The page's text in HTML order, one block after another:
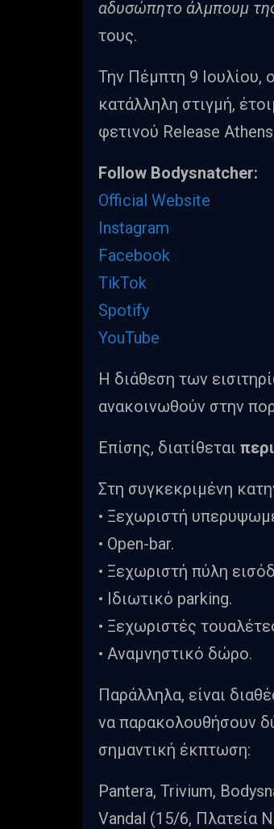
αδυσώπητο άλμπουμ
τους.
Την Πέμπτη 9 Ιουλίου,
κατάλληλη στιγμή,
φετινού Release
Follow Bodysnatcher:
Official Website
Instagram
Facebook
TikTok
Spotify
YouTube
Η διάθεση των
ανακοινωθούν στην
Επίσης, διατίθεται
Στη συγκεκριμένη
• Ξεχωριστή
• Open-bar.
• Ξεχωριστή πύλη
• Ιδιωτικό parking.
• Ξεχωριστές
• Αναμνηστικό δώρο.
Παράλληλα, είναι
να παρακολουθήσουν
σημαντική έκπτωση:
Pantera, Trivium,
Vandal (15/6, Πλατεία